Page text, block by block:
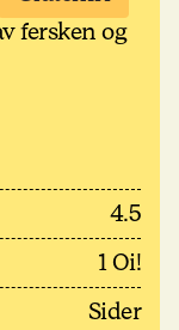
fersken og
4.5
1 Oi!
Sider